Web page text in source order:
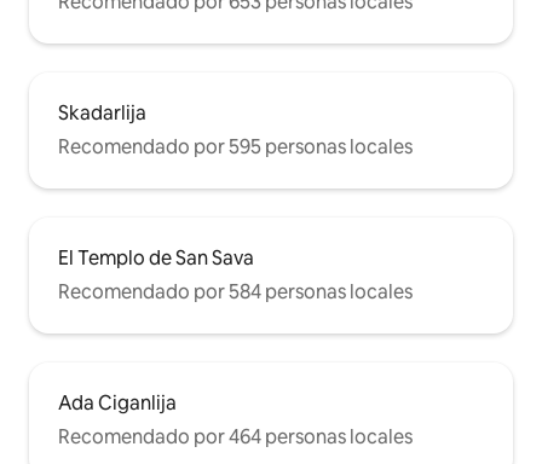
- Lavavajillas - Fogones - Utensilios -
Cuchillos - Ollas - Sartenes La mesa de
Skadarlija
Recomendado por 595 personas locales
El Templo de San Sava
Recomendado por 584 personas locales
Ada Ciganlija
Recomendado por 464 personas locales